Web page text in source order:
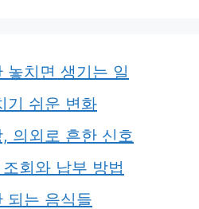
놓치면 생기는 일
기 쉬운 변화
의외로 흔한 신호
회와 납부 방법
되는 음식들